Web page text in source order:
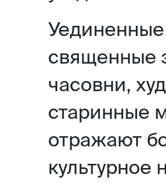
священные
часовни,
старинные
отражают
культурное